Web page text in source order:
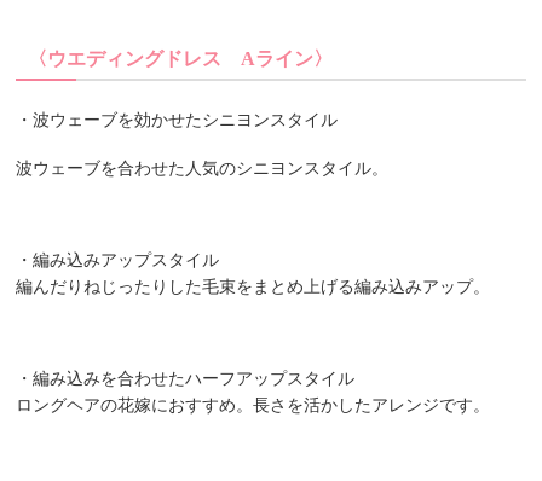
〈ウエディングドレス Aライン〉
・波ウェーブを効かせたシニヨンスタイル
波ウェーブを合わせた人気のシニヨンスタイル。
・編み込みアップスタイル
編んだりねじったりした毛束をまとめ上げる編み込みアップ。
・編み込みを合わせたハーフアップスタイル
ロングヘアの花嫁におすすめ。長さを活かしたアレンジです。